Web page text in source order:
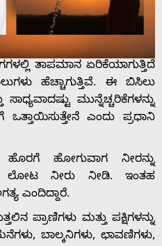
ತಾಪಮಾನ ಏರಿಕೆಯಾಗುತ್ತಿದೆ
ಹೆಚ್ಚಾಗುತ್ತಿವೆ. ಈ ಬಿಸಿಲು
ಮುನ್ನೆಚ್ಚರಿಕೆಗಳನ್ನು
ಒತ್ತಾಯಿಸುತ್ತೇನೆ ಎಂದು ಪ್ರಧಾನಿ
ಹೋಗುವಾಗ ನೀರನ್ನು
ಲೋಟ ನೀರು ನೀಡಿ. ಇಂತಹ
ಎಂದಿದ್ದಾರೆ.
ಪ್ರಾಣಿಗಳು ಮತ್ತು ಪಕ್ಷಿಗಳನ್ನು
ಬಾಲ್ಕನಿಗಳು, ಛಾವಣಿಗಳು,